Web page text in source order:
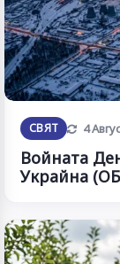
СВЯТ 4
Войната
Украйна